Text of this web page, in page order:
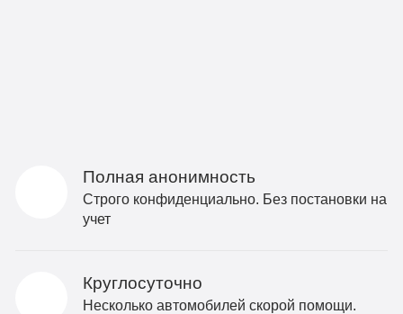
Полная анонимность
Строго конфиденциально. Без постановки на
учет
Круглосуточно
Несколько автомобилей скорой помощи.